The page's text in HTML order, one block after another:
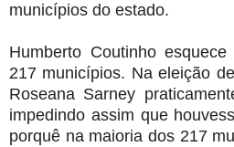
municípios do estado.
Humberto Coutinho
217 municípios. Na eleição
Roseana Sarney
impedindo assim que
porquê na maioria dos 217